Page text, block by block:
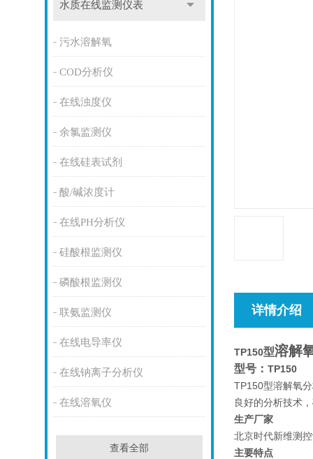
水质在线监测仪表
污水溶解氧
COD分析仪
在线浊度仪
余氯监测仪
在线硅表试剂
酸/碱浓度计
在线PH分析仪
硅酸根监测仪
磷酸根监测仪
联氨监测仪
在线电导率仪
在线钠离子分析仪
在线溶氧仪
查看全部
详情介绍
TP150型溶解
型号： TP150
TP150型溶解氧
良好的分析技术
生产厂家
北京时代新维测
主要特点